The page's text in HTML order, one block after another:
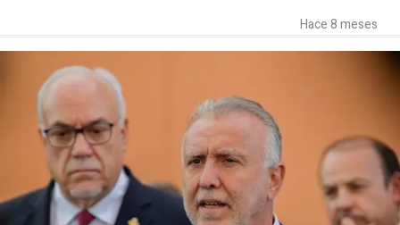
Hace 8 meses